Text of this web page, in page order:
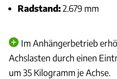
Radstand:2.679 mm
Im Anhängerbetrieb
Achslasten durch einen
um 35 Kilogramm je Achse.